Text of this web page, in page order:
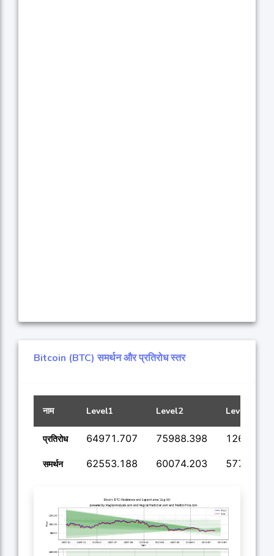
Bitcoin (BTC) समर्थन और प्रतिरोध स्तर
नाम Level1 Level2 Level3
प्रतिरोध 64971.707 75988.398
समर्थन 62553.188 60074.203